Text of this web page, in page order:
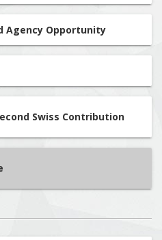
Agency Opportunity
Swiss Contribution